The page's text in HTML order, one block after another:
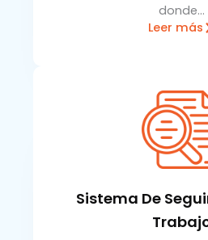
donde…
Leer más
Sistema De